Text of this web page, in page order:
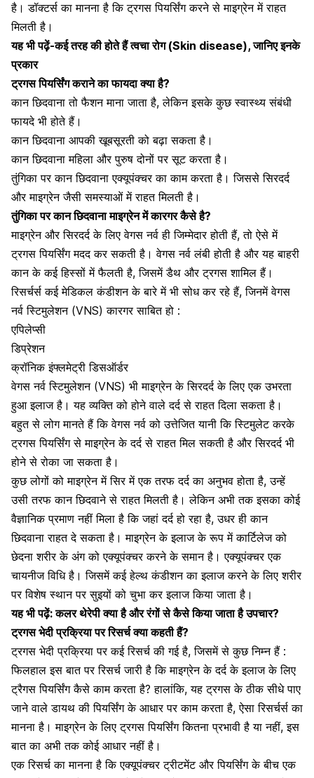
है। डॉक्टर्स का मानना है कि ट्रगस पियर्सिंग करने सेमाइग्रेन में राहत
मिलती है।
यह भी पढ़ें-कई तरह की होते हैं त्वचा रोग (Skin disease), जानिए इनके
प्रकार
ट्रगस पियर्सिंग कराने का फायदा क्या है?
कान छिदवाना तो फैशन माना जाता है, लेकिन इसके कुछ स्वास्थ्य संबंधी
फायदे भी होते हैं।
कान छिदवाना आपकी खूबसूरती को बढ़ा सकता है।
कान छिदवाना महिला और पुरुष दोनों पर सूट करता है।
तुंगिका पर कान छिदवानाएक्यूपंक्चर का काम करता है। जिससेसिरदर्द
औरमाइग्रेन जैसी समस्याओं में राहत मिलती है।
तुंगिका पर कान छिदवाना माइग्रेन में कारगर कैसे है?
माइग्रेन और सिरदर्दके लिए वेगस नर्व ही जिम्मेदार होती हैं, तो ऐसे में
ट्रगस पियर्सिंग मदद कर सकती है। वेगस नर्व लंबी होती है और यह बाहरी
कान के कई हिस्सों में फैलती है, जिसमें डैथ और ट्रगस शामिल हैं।
रिसर्चर्स कई मेडिकल कंडीशन के बारे में भी सोध कर रहे हैं, जिनमें वेगस
नर्व स्टिमुलेशन (VNS) कारगर साबित हो :
एपिलेप्सी
डिप्रेशन
क्रॉनिक इंफ्लमेट्री डिसऑर्डर
वेगस नर्व स्टिमुलेशन (VNS) भीमाइग्रेन के सिरदर्द के लिए एक उभरता
हुआ इलाज है। यह व्यक्ति को होने वाले दर्द से राहत दिला सकता है।
बहुत से लोग मानते हैं कि वेगस नर्व को उत्तेजित यानी कि स्टिमुलेट करके
ट्रगस पियर्सिंग से माइग्रेन के दर्द से राहत मिल सकती है और सिरदर्द भी
होने से रोका जा सकता है।
कुछ लोगों को माइग्रेन में सिर में एक तरफ दर्द का अनुभव होता है, उन्हें
उसी तरफ कान छिदवाने से राहत मिलती है। लेकिन अभी तक इसका कोई
वैज्ञानिक प्रमाण नहीं मिला है कि जहां दर्द हो रहा है, उधर ही कान
छिदवाना राहत दे सकता है। माइग्रेन के इलाज के रूप में कार्टिलेज को
छेदना शरीर के अंग कोएक्यूपंक्चर करने के समान है। एक्यूपंक्चर एक
चायनीज विधि है। जिसमें कई हेल्थ कंडीशन का इलाज करने के लिए शरीर
पर विशेष स्थान पर सुइयों को चुभा कर इलाज किया जाता है।
यह भी पढ़ें:कलर थेरेपी क्या है और रंगों से कैसे किया जाता है उपचार?
ट्रगस भेदी प्रक्रिया पर रिसर्च क्या कहती हैं?
ट्रगस भेदी प्रक्रिया पर कई रिसर्च की गई है, जिसमें से कुछ निम्न हैं :
फिलहाल इस बात पर रिसर्च जारी है किमाइग्रेन के दर्द के इलाज के लिए
ट्रैगस पियर्सिंगकैसे काम करता है? हालांकि, यह ट्रगस के ठीक सीधे पाए
जाने वाले डायथ की पियर्सिंग के आधार पर काम करता है, ऐसा रिसर्चर्स का
मानना है। माइग्रेन के लिए ट्रगस पियर्सिंग कितना प्रभावी है या नहीं, इस
बात का अभी तक कोई आधार नहीं है।
एक रिसर्च का मानना है किएक्यूपंक्चर ट्रीटमेंटऔर पियर्सिंग के बीच एक